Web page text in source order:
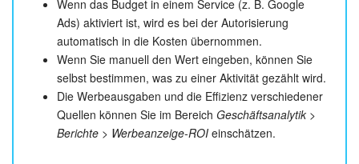
Wenn das Budget in einem Service (z. B. Google
Ads) aktiviert ist, wird es bei der Autorisierung
automatisch in die Kosten übernommen.
Wenn Sie manuell den Wert eingeben, können Sie
selbst bestimmen, was zu einer Aktivität gezählt wird.
Die Werbeausgaben und die Effizienz verschiedener
Quellen können Sie im Bereich Geschäftsanalytik >
Berichte > Werbeanzeige-ROI einschätzen.